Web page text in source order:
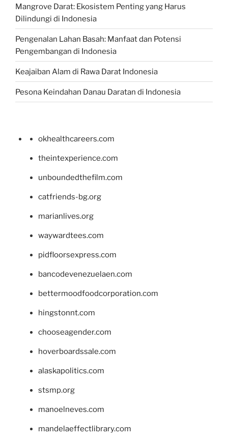
Mangrove Darat: Ekosistem Penting yang Harus
Dilindungi di Indonesia
Pengenalan Lahan Basah: Manfaat dan Potensi
Pengembangan di Indonesia
Keajaiban Alam di Rawa Darat Indonesia
Pesona Keindahan Danau Daratan di Indonesia
okhealthcareers.com
theintexperience.com
unboundedthefilm.com
catfriends-bg.org
marianlives.org
waywardtees.com
pidfloorsexpress.com
bancodevenezuelaen.com
bettermoodfoodcorporation.com
hingstonnt.com
chooseagender.com
hoverboardssale.com
alaskapolitics.com
stsmp.org
manoelneves.com
mandelaeffectlibrary.com